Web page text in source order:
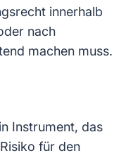
innerhalb
nach
machen muss.
Instrument, das
für den